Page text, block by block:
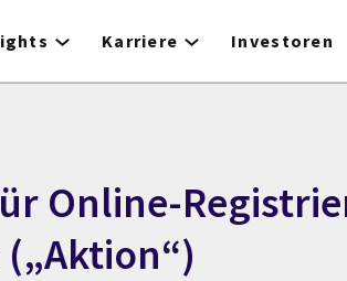
Karriere Investoren
Online-